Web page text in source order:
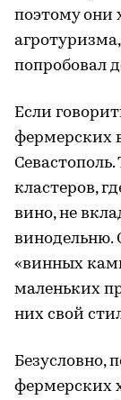
поэтому они
попробовал
Если
фермерских
кластеров,
вино, не
винодельню.
«винных
маленьких
них свой
Безусловно,
фермерских